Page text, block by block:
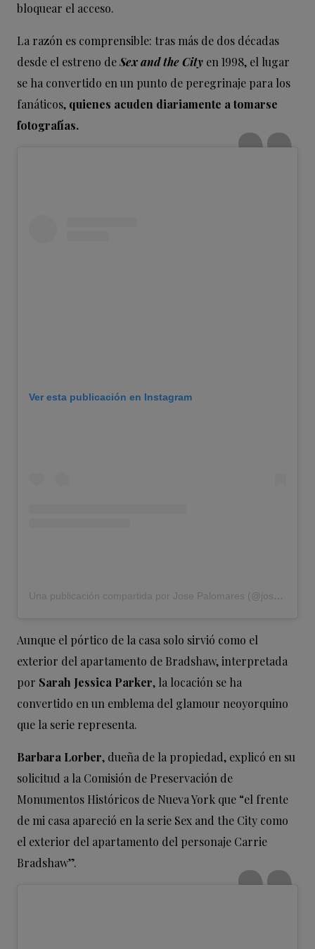
bloquear el acceso.
La razón es comprensible: tras más de dos décadas
desde el estreno deSex and the City en 1998, el lugar
se ha convertido en un punto de peregrinaje para los
fanáticos, quienes acuden diariamente a tomarse
fotografías.
Ver esta publicación en Instagram
Una publicación compartida por Jose Palomares (@josepalomares)
Aunque el pórtico de la casa solo sirvió como el
exterior del apartamento de Bradshaw, interpretada
por Sarah Jessica Parker, la locación se ha
convertido en un emblema del glamour neoyorquino
que la serie representa.
Barbara Lorber, dueña de la propiedad, explicó en su
solicitud a la Comisión de Preservación de
Monumentos Históricos de Nueva York que “el frente
de mi casa apareció en la serie Sex and the City como
el exterior del apartamento del personaje Carrie
Bradshaw”.